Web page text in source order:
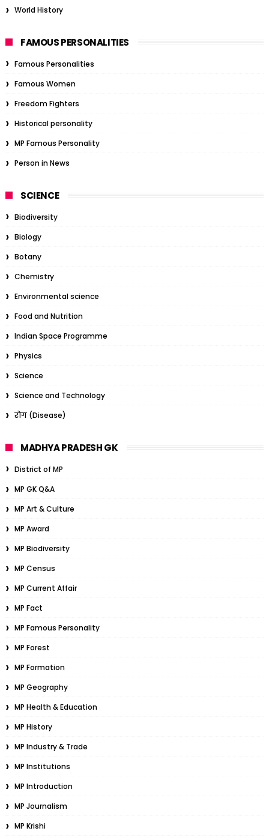
World History
FAMOUS PERSONALITIES
Famous Personalities
Famous Women
Freedom Fighters
Historical personality
MP Famous Personality
Person in News
SCIENCE
Biodiversity
Biology
Botany
Chemistry
Environmental science
Food and Nutrition
Indian Space Programme
Physics
Science
Science and Technology
रोग (Disease)
MADHYA PRADESH GK
District of MP
MP GK Q&A
MP Art & Culture
MP Award
MP Biodiversity
MP Census
MP Current Affair
MP Fact
MP Famous Personality
MP Forest
MP Formation
MP Geography
MP Health & Education
MP History
MP Industry & Trade
MP Institutions
MP Introduction
MP Journalism
MP Krishi